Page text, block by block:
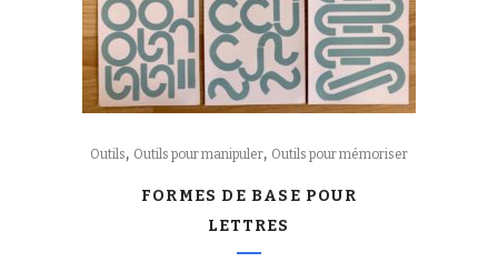
Outils, Outils pour manipuler, Outils pour mémoriser
FORMES DE BASE POUR
LETTRES